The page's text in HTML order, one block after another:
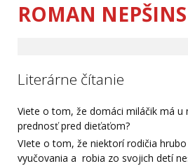
ROMAN
Literárne čítanie
Viete o tom, že domáci miláčik má u
prednosť pred dieťaťom?
VIete o tom, že niektorí rodičia
vyučovania a robia zo svojich detí